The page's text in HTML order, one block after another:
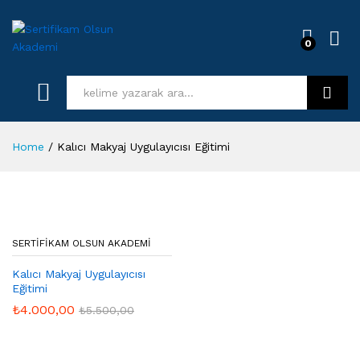
0
Home / Kalıcı Makyaj Uygulayıcısı Eğitimi
SERTIFIKAM OLSUN AKADEMI
Kalıcı Makyaj Uygulayıcısı
Eğitimi
₺4.000,00 ₺5.500,00